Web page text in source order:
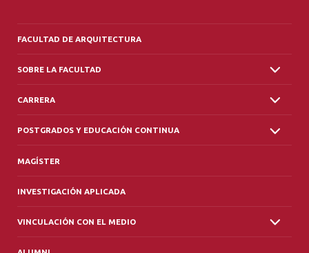
FACULTAD DE ARQUITECTURA
SOBRE LA FACULTAD
CARRERA
POSTGRADOS Y EDUCACIÓN CONTINUA
MAGÍSTER
INVESTIGACIÓN APLICADA
VINCULACIÓN CON EL MEDIO